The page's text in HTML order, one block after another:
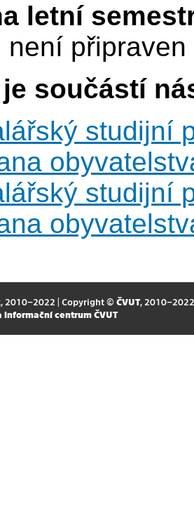
letní
není připraven
je součástí
studijní
studijní
, 2010–2022 | Copyright © ČVUT, 2010–2022
informační centrum ČVUT